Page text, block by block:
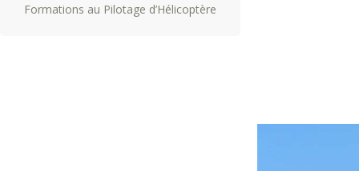
Formations au Pilotage d’Hélicoptère